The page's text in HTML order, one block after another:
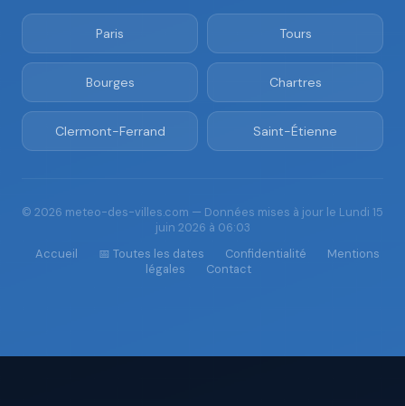
Paris Tours
Bourges Chartres
Clermont-Ferrand Saint-Étienne
© 2026 meteo-des-villes.com — Données mises à jour le Lundi 15
juin 2026 à 06:03
Accueil
📅 Toutes les dates Confidentialité
Mentions
légales
Contact